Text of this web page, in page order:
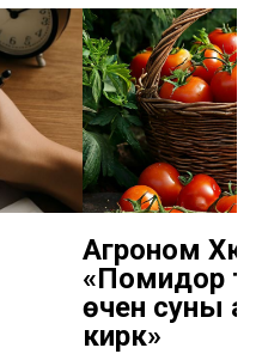
Агроном
«Помидор
өчен суны
кирәк»